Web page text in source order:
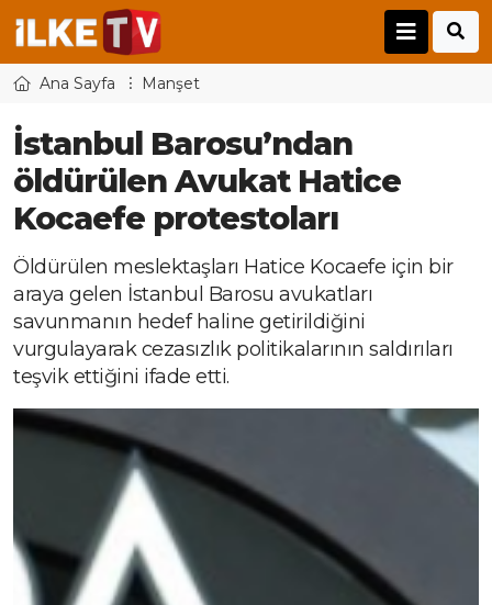
Ana Sayfa Manşet
İstanbul Barosu’ndan
öldürülen Avukat Hatice
Kocaefe protestoları
Öldürülen meslektaşları Hatice Kocaefe için bir
araya gelen İstanbul Barosu avukatları
savunmanın hedef haline getirildiğini
vurgulayarak cezasızlık politikalarının saldırıları
teşvik ettiğini ifade etti.